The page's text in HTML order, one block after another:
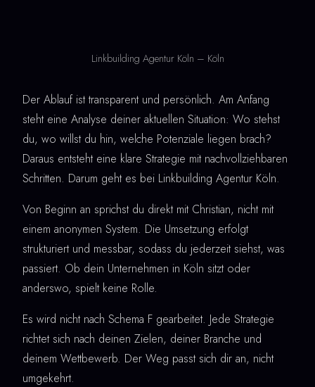
Linkbuilding Agentur Köln – Köln
Der Ablauf ist transparent und persönlich. Am Anfang
steht eine Analyse deiner aktuellen Situation: Wo stehst
du, wo willst du hin, welche Potenziale liegen brach?
Daraus entsteht eine klare Strategie mit nachvollziehbaren
Schritten. Darum geht es bei Linkbuilding Agentur Köln.
Von Beginn an sprichst du direkt mit Christian, nicht mit
einem anonymen System. Die Umsetzung erfolgt
strukturiert und messbar, sodass du jederzeit siehst, was
passiert. Ob dein Unternehmen in Köln sitzt oder
anderswo, spielt keine Rolle.
Es wird nicht nach Schema F gearbeitet. Jede Strategie
richtet sich nach deinen Zielen, deiner Branche und
deinem Wettbewerb. Der Weg passt sich dir an, nicht
umgekehrt.